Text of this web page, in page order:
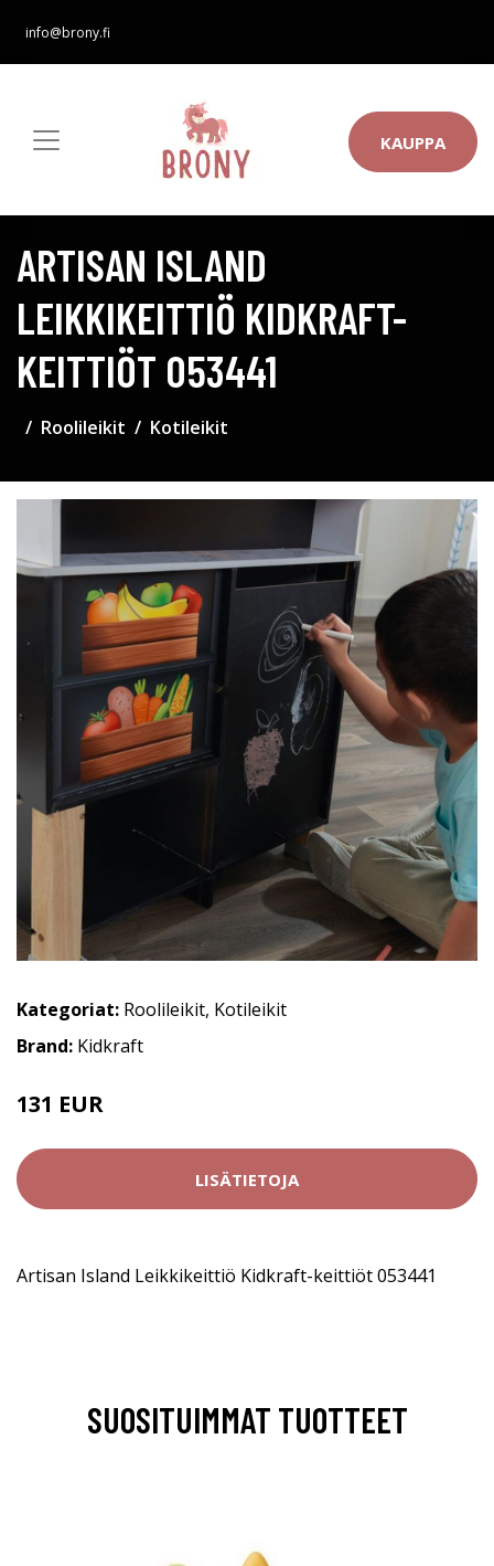
info@brony.fi
KAUPPA
ARTISAN ISLAND
LEIKKIKEITTIÖ KIDKRAFT-
KEITTIÖT 053441
Roolileikit Kotileikit
Kategoriat: Roolileikit, Kotileikit
Brand: Kidkraft
131 EUR
LISÄTIETOJA
Artisan Island Leikkikeittiö Kidkraft-keittiöt 053441
SUOSITUIMMAT TUOTTEET